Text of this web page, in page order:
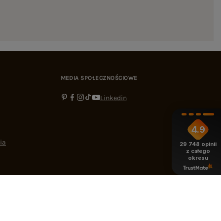
MEDIA SPOŁECZNOŚCIOWE
Linkedin
4.9
29 748 opinii
z całego
okresu